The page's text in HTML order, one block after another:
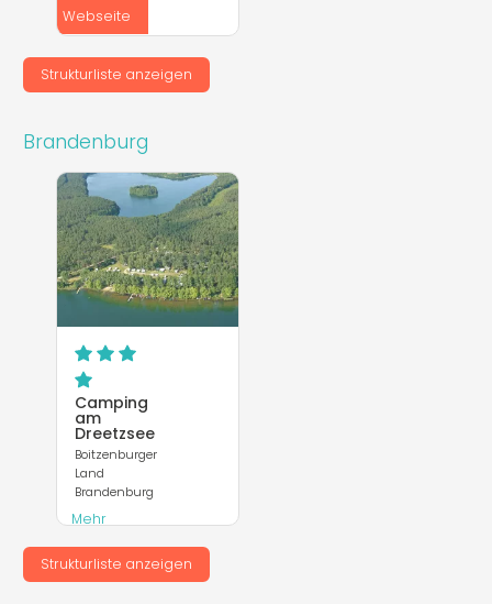
Webseite
Strukturliste anzeigen
Brandenburg
Camping
am
Dreetzsee
Boitzenburger
Land
Brandenburg
Mehr
Webseite
Strukturliste anzeigen